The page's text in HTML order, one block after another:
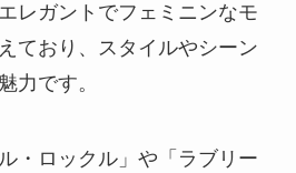
レガントでフェミニンなモ
ており、スタイルやシーン
力です。
・ロックル」や「ラブリー